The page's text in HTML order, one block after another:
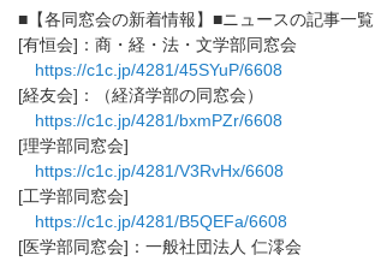
■【各同窓会の新着情報】■ニュースの記事一覧
[有恒会]：商・経・法・文学部同窓会
https://c1c.jp/4281/45SYuP/6608
[経友会]：（経済学部の同窓会）
https://c1c.jp/4281/bxmPZr/6608
[理学部同窓会]
https://c1c.jp/4281/V3RvHx/6608
[工学部同窓会]
https://c1c.jp/4281/B5QEFa/6608
[医学部同窓会]：一般社団法人 仁澪会